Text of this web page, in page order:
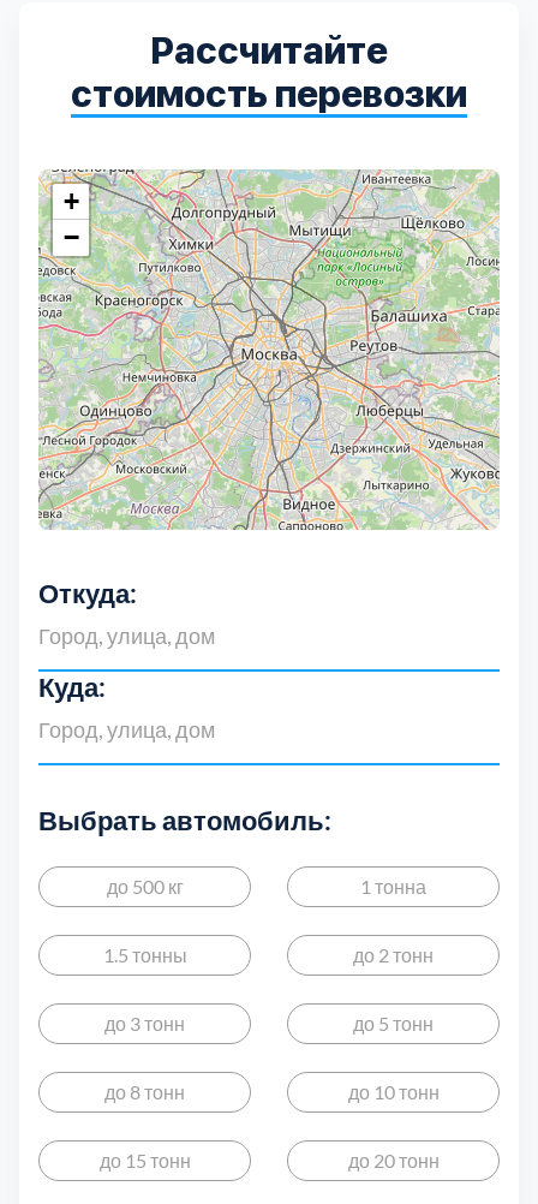
Рассчитайте
стоимость перевозки
+
−
Откуда:
Куда:
Выбрать автомобиль:
до 500 кг 1 тонна
1.5 тонны до 2 тонн
до 3 тонн до 5 тонн
до 8 тонн до 10 тонн
до 15 тонн до 20 тонн
Выберите город:
Балашиха 5
Богородский 7
Волоколамский 3
Воскресенский
Дмитровский 7
Долгопрудный
Дубна
Егорьевский
Зеленоградский
Истринский
Каширский